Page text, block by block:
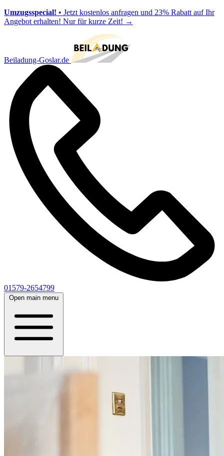
Umzugsspecial! • Jetzt kostenlos anfragen und 23% Rabatt auf Ihr
Angebot erhalten! Nur für kurze Zeit! →
Beiladung-Goslar.de
01579-2654799
Open main menu